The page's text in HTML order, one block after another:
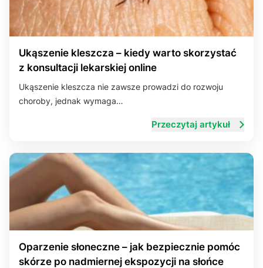
Ukąszenie kleszcza – kiedy warto skorzystać
z konsultacji lekarskiej online
Ukąszenie kleszcza nie zawsze prowadzi do rozwoju
choroby, jednak wymaga…
Przeczytaj artykuł
Oparzenie słoneczne – jak bezpiecznie pomóc
skórze po nadmiernej ekspozycji na słońce